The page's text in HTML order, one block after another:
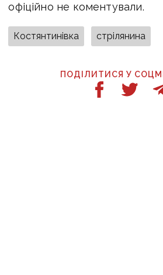
офіційно не коментували.
Костянтинівка стрілянина
ПОДІЛИТИСЯ У